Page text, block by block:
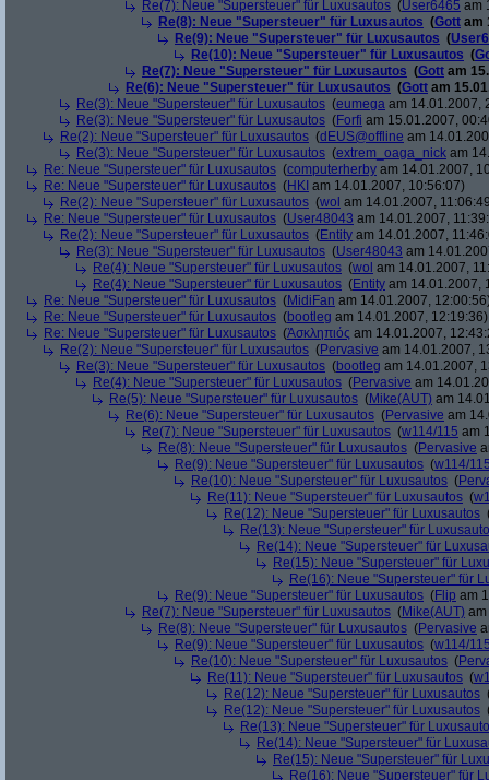
Re(7): Neue "Supersteuer" für Luxusautos (User6465 am
Re(8): Neue "Supersteuer" für Luxusautos (Gott am
Re(9): Neue "Supersteuer" für Luxusautos (
Re(10): Neue "Supersteuer" für Luxusautos (
Re(7): Neue "Supersteuer" für Luxusautos (Gott am
Re(6): Neue "Supersteuer" für Luxusautos (Gott am
Re(3): Neue "Supersteuer" für Luxusautos (eumega am 14.01.2007,
Re(3): Neue "Supersteuer" für Luxusautos (Forfi am 15.01.2007,
Re(2): Neue "Supersteuer" für Luxusautos (dEUS@offline am
Re(3): Neue "Supersteuer" für Luxusautos (extrem_oaga_nick am
Re: Neue "Supersteuer" für Luxusautos (computerherby am 14.01.2007,
Re: Neue "Supersteuer" für Luxusautos (HKI am 14.01.2007, 10:56:07)
Re(2): Neue "Supersteuer" für Luxusautos (wol am 14.01.2007,
Re: Neue "Supersteuer" für Luxusautos (User48043 am 14.01.2007,
Re(2): Neue "Supersteuer" für Luxusautos (Entity am 14.01.2007,
Re(3): Neue "Supersteuer" für Luxusautos (User48043 am
Re(4): Neue "Supersteuer" für Luxusautos (wol am 14.01.2007,
Re(4): Neue "Supersteuer" für Luxusautos (Entity am 14.01.2007,
Re: Neue "Supersteuer" für Luxusautos (MidiFan am 14.01.2007,
Re: Neue "Supersteuer" für Luxusautos (bootleg am 14.01.2007, 12:19:36)
Re: Neue "Supersteuer" für Luxusautos (Ἀσκληπιός am 14.01.2007,
Re(2): Neue "Supersteuer" für Luxusautos (Pervasive am 14.01.2007,
Re(3): Neue "Supersteuer" für Luxusautos (bootleg am 14.01.2007,
Re(4): Neue "Supersteuer" für Luxusautos (Pervasive am
Re(5): Neue "Supersteuer" für Luxusautos (Mike(AUT) am
Re(6): Neue "Supersteuer" für Luxusautos (Pervasive am
Re(7): Neue "Supersteuer" für Luxusautos (w114/115 am
Re(8): Neue "Supersteuer" für Luxusautos (Pervasive
Re(9): Neue "Supersteuer" für Luxusautos (w114/
Re(10): Neue "Supersteuer" für Luxusautos (
Re(11): Neue "Supersteuer" für Luxusautos (
Re(12): Neue "Supersteuer" für Luxusautos
Re(13): Neue "Supersteuer" für
Re(14): Neue "Supersteuer" für
Re(15): Neue "Supersteuer" für
Re(16): Neue "Supersteuer" für
Re(9): Neue "Supersteuer" für Luxusautos (Flip am
Re(7): Neue "Supersteuer" für Luxusautos (Mike(AUT)
Re(8): Neue "Supersteuer" für Luxusautos (Pervasive
Re(9): Neue "Supersteuer" für Luxusautos (w114/
Re(10): Neue "Supersteuer" für Luxusautos (
Re(11): Neue "Supersteuer" für Luxusautos (
Re(12): Neue "Supersteuer" für Luxusautos
Re(12): Neue "Supersteuer" für Luxusautos
Re(13): Neue "Supersteuer" für
Re(14): Neue "Supersteuer" für
Re(15): Neue "Supersteuer" für
Re(16): Neue "Supersteuer" für